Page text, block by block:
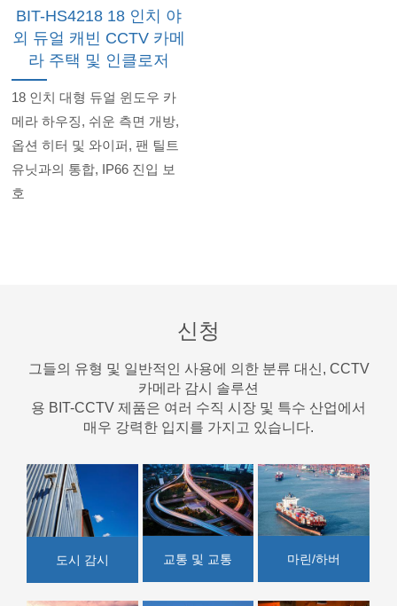
BIT-HS4218 18 인치 야
외 듀얼 캐빈 CCTV 카메
라 주택 및 인클로저
18 인치 대형 듀얼 윈도우 카
메라 하우징, 쉬운 측면 개방,
옵션 히터 및 와이퍼, 팬 틸트
유닛과의 통합, IP66 진입 보
호
신청
그들의 유형 및 일반적인 사용에 의한 분류 대신, CCTV
카메라 감시 솔루션
용 BIT-CCTV 제품은 여러 수직 시장 및 특수 산업에서
매우 강력한 입지를 가지고 있습니다.
도시 감시 교통 및 교통 마린/하버